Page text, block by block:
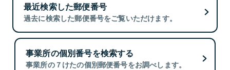
最近検索した郵便番号
過去に検索した郵便番号をご覧いただけます。
事業所の個別番号を検索する
事業所の７けたの個別郵便番号をお調べします。